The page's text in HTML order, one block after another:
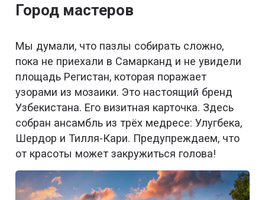
Город мастеров
Мы думали, что пазлы собирать сложно,
пока не приехали в Самарканд и не увидели
площадь Регистан, которая поражает
узорами из мозаики. Это настоящий бренд
Узбекистана. Его визитная карточка. Здесь
собран ансамбль из трёх медресе: Улугбека,
Шердор и Тилля-Кари. Предупреждаем, что
от красоты может закружиться голова!